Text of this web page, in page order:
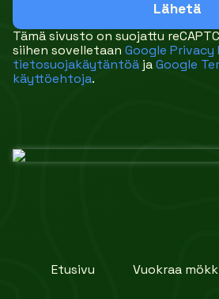
Tämä sivusto on suojattu
siihen sovelletaan Google Privacy
tietosuojakäytäntöä jaGoogle
käyttöehtoja.
Etusivu Vuokraa